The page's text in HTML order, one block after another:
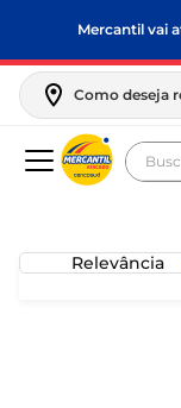
Mercantil vai
Como deseja
Relevância
Termos mais
frango